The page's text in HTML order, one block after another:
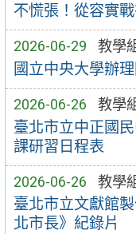
不慌張！從容實
2026-06-29 教學
國立中央大學辦
2026-06-26 教學
臺北市立中正國
課研習日程表
2026-06-26 教學
臺北市立文獻館
北市長》紀錄片